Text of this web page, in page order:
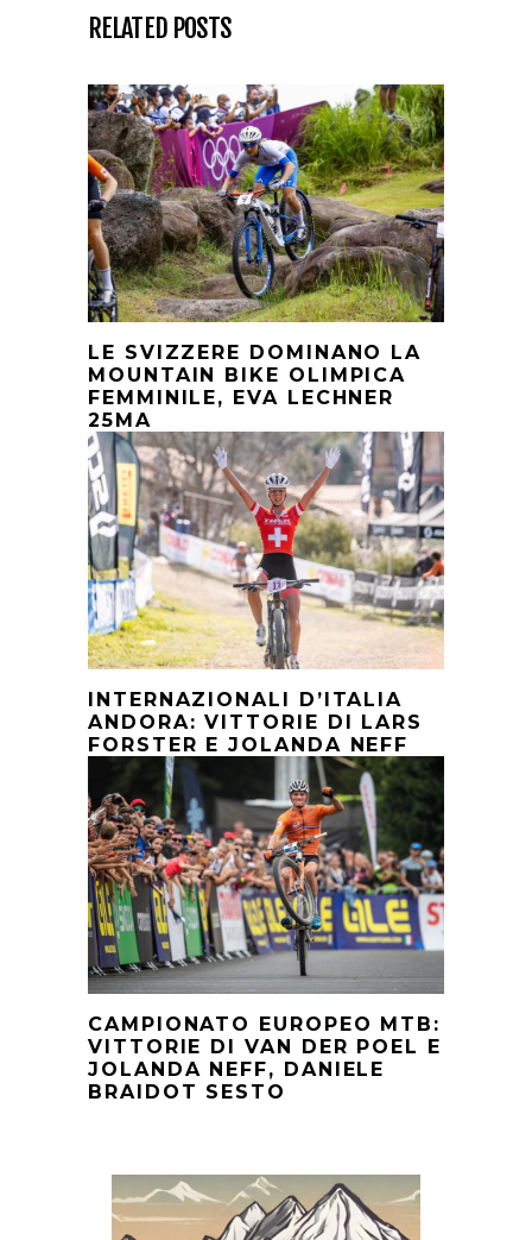
RELATED POSTS
LE SVIZZERE DOMINANO LA
MOUNTAIN BIKE OLIMPICA
FEMMINILE, EVA LECHNER
25MA
INTERNAZIONALI D’ITALIA
ANDORA: VITTORIE DI LARS
FORSTER E JOLANDA NEFF
CAMPIONATO EUROPEO MTB:
VITTORIE DI VAN DER POEL E
JOLANDA NEFF, DANIELE
BRAIDOT SESTO